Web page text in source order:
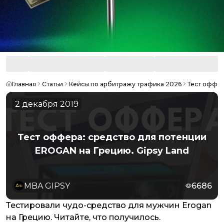
Главная Статьи Кейсы по арбитражу трафика 2026 Тест
2 декабря 2019
Тест оффера: средство для потенции
EROGAN на Грецию. Gipsy Land
MBA GIPSY 6686
Тестировали чудо-средство для мужчин Erogan
на Грецию. Читайте, что получилось.